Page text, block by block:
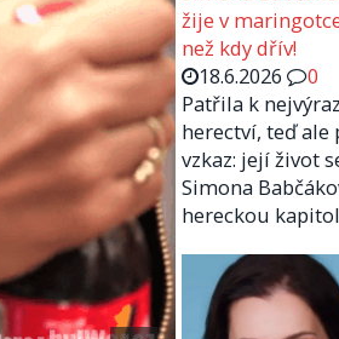
žije v
než kdy dřív!
18.6.2026
0
Patřila k
herectví, teď
vzkaz: její život
Simona
hereckou